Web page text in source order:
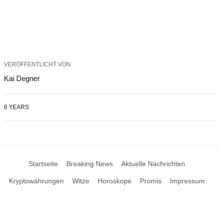
VERÖFFENTLICHT VON
Kai Degner
8 YEARS
Startseite Breaking News Aktuelle Nachrichten
Kryptowährungen Witze Horoskope Promis Impressum